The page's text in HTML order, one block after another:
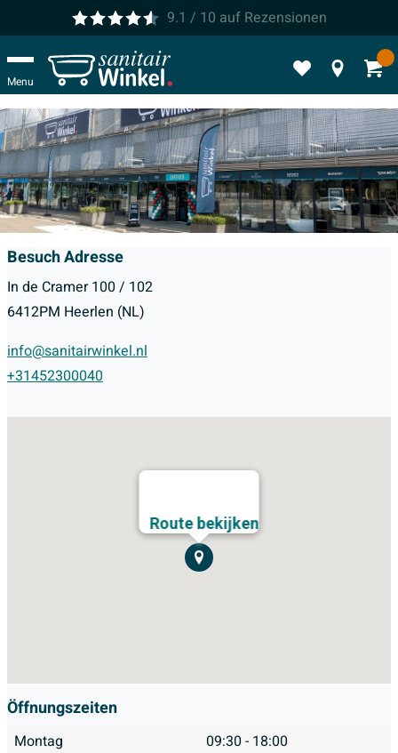
9.1 / 10 auf Rezensionen
Menu
Besuch Adresse
In de Cramer 100 / 102
6412PM Heerlen (NL)
info@sanitairwinkel.nl
+31452300040
Route bekijken
Öffnungszeiten
Montag
09:30 - 18:00